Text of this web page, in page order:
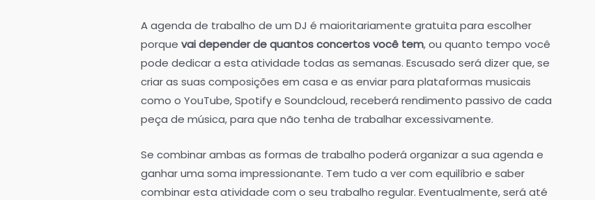
A agenda de trabalho de um DJ é maioritariamente gratuita para escolher
porque vai depender de quantos concertos você tem, ou quanto tempo você
pode dedicar a esta atividade todas as semanas. Escusado será dizer que, se
criar as suas composições em casa e as enviar para plataformas musicais
como o YouTube, Spotify e Soundcloud, receberá rendimento passivo de cada
peça de música, para que não tenha de trabalhar excessivamente.
Se combinar ambas as formas de trabalho poderá organizar a sua agenda e
ganhar uma soma impressionante. Tem tudo a ver com equilíbrio e saber
combinar esta atividade com o seu trabalho regular. Eventualmente, será até